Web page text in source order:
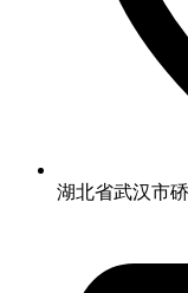
湖北省武汉市